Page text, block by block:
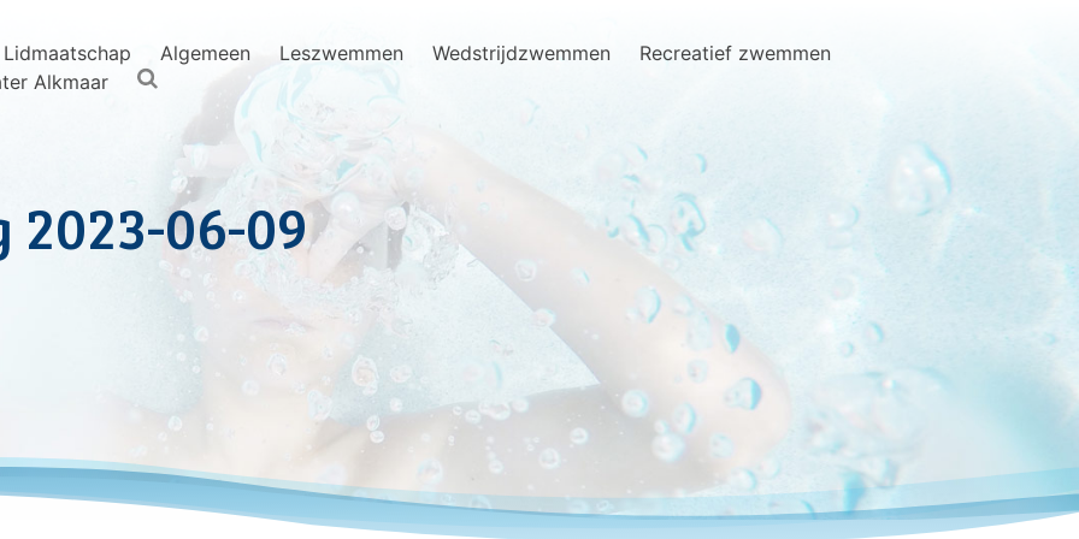
Lidmaatschap Algemeen Leszwemmen Wedstrijdzwemmen
Recreatief zwemmen
Alkmaar
for:
06-09